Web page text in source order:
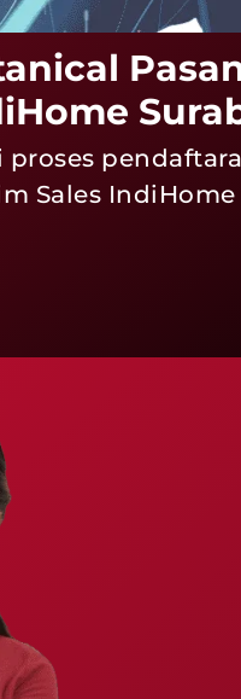
Sales IndiHome